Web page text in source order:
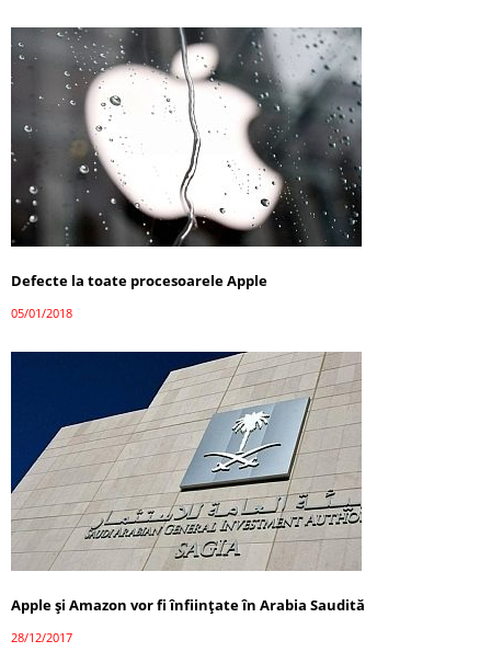
Defecte la toate procesoarele Apple
05/01/2018
Apple și Amazon vor fi înființate în Arabia Saudită
28/12/2017